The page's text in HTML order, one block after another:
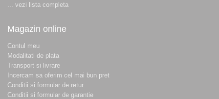
... vezi lista completa
Magazin online
Contul meu
Modalitati de plata
Transport si livrare
Incercam sa oferim cel mai bun pret
Conditii si formular de retur
Conditii si formular de garantie